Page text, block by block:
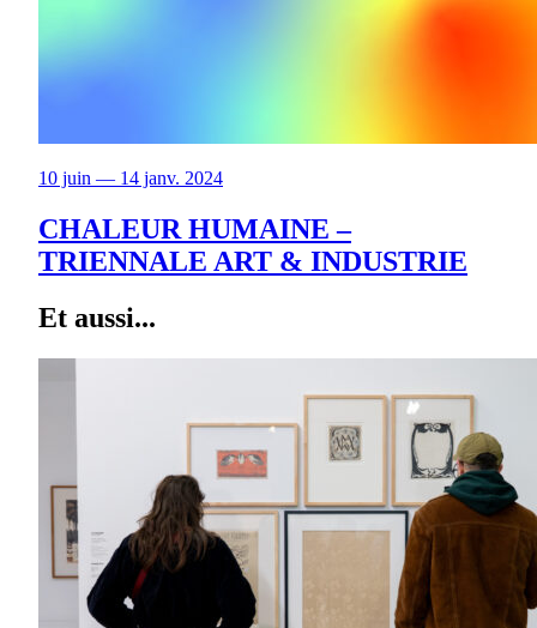
10 juin — 14 janv. 2024
CHALEUR HUMAINE –
TRIENNALE ART & INDUSTRIE
Et aussi...